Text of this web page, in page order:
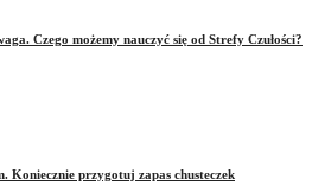
Czego możemy nauczyć się od Strefy Czułości?
Koniecznie przygotuj zapas chusteczek